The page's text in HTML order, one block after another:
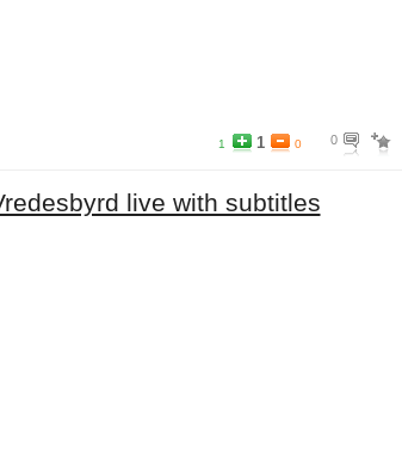
1 1 0 0
live with subtitles